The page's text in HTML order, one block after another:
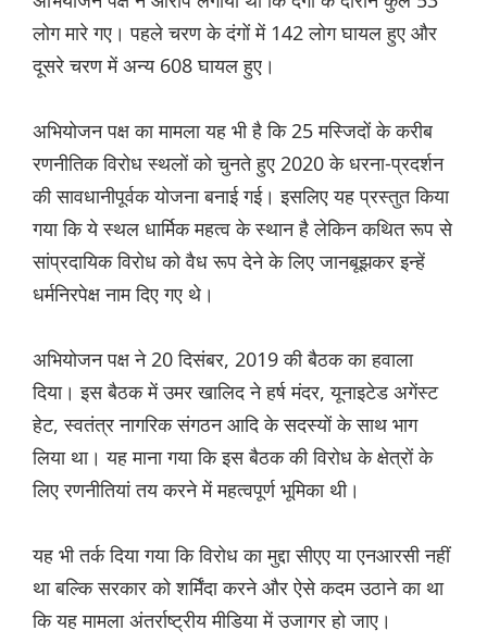
लोग मारे गए। पहले चरण के दंगों में 142 लोग घायल हुए और
दूसरे चरण में अन्य 608 घायल हुए।
अभियोजन पक्ष का मामला यह भी है कि 25 मस्जिदों के करीब
रणनीतिक विरोध स्थलों को चुनते हुए 2020 के धरना-प्रदर्शन
की सावधानीपूर्वक योजना बनाई गई। इसलिए यह प्रस्तुत किया
गया कि ये स्थल धार्मिक महत्व के स्थान है लेकिन कथित रूप से
सांप्रदायिक विरोध को वैध रूप देने के लिए जानबूझकर इन्हें
धर्मनिरपेक्ष नाम दिए गए थे।
अभियोजन पक्ष ने 20 दिसंबर, 2019 की बैठक का हवाला
दिया। इस बैठक में उमर खालिद ने हर्ष मंदर, यूनाइटेड अगेंस्ट
हेट, स्वतंत्र नागरिक संगठन आदि के सदस्यों के साथ भाग
लिया था। यह माना गया कि इस बैठक की विरोध के क्षेत्रों के
लिए रणनीतियां तय करने में महत्वपूर्ण भूमिका थी।
यह भी तर्क दिया गया कि विरोध का मुद्दा सीएए या एनआरसी नहीं
था बल्कि सरकार को शर्मिंदा करने और ऐसे कदम उठाने का था
कि यह मामला अंतर्राष्ट्रीय मीडिया में उजागर हो जाए।